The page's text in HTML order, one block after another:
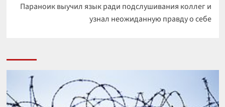
Параноик выучил язык ради подслушивания коллег и
узнал неожиданную правду о себе